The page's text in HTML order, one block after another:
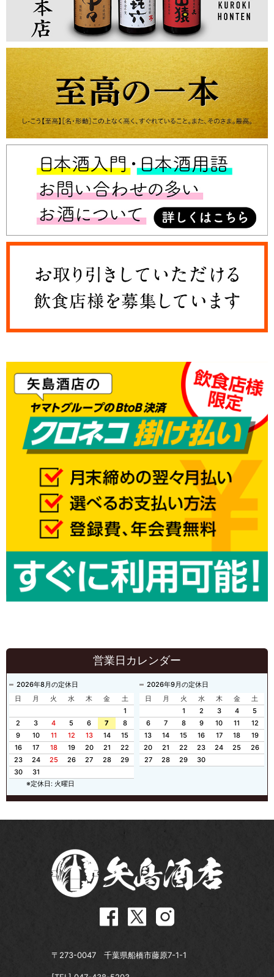
営業日カレンダー
2026年8月の定休日
日
月 火 水 木 金
土
1
2
3 4 5 6 7
8
9
10 11 12 13 14
15
16
17 18 19 20 21
22
23
24 25 26 27 28
29
30
31
2026年9月の定休日
日
月 火 水 木 金
土
1
2 3 4
5
6
7 8 9 10 11
12
13
14 15 16 17 18
19
20
21 22 23 24 25
26
27
28 29 30
※定休日: 火曜日
〒273-0047 千葉県船橋市藤原7-1-1